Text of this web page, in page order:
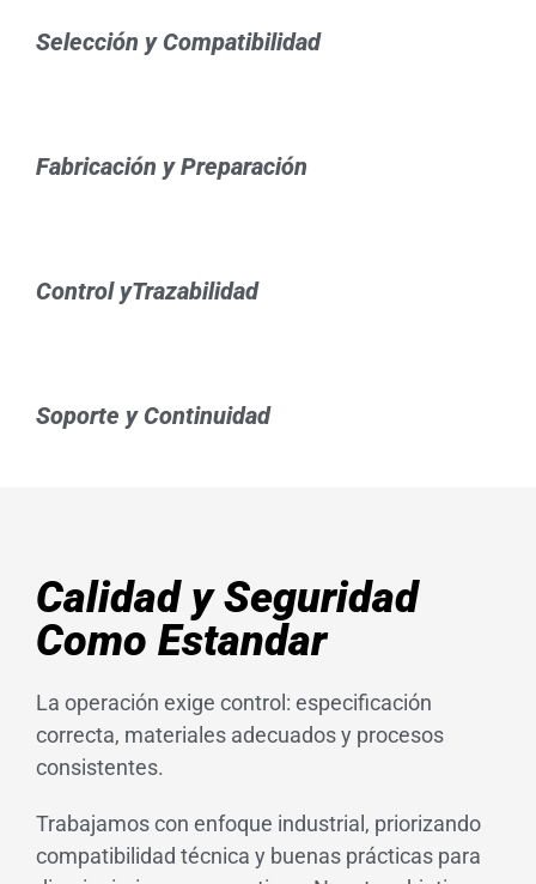
Selección y Compatibilidad
Fabricación y Preparación
Control yTrazabilidad
Soporte y Continuidad
Calidad y Seguridad
Como Estandar
La operación exige control: especificación
correcta, materiales adecuados y procesos
consistentes.
Trabajamos con enfoque industrial, priorizando
compatibilidad técnica y buenas prácticas para